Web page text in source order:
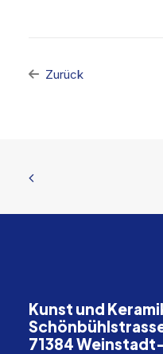
Zurück
Kunst und
71384